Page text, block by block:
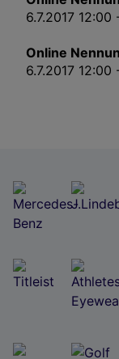
6.7.2017 12:00
Online
6.7.2017 12:00
Verwendung genauer
aktiv abfragen.
und Verbesserung von
Liste der Partner